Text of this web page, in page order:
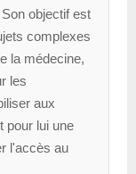
objectif est
complexes
la médecine,
les
aux
pour lui une
l'accès au